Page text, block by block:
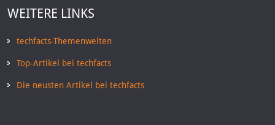
WEITERE LINKS
techfacts-Themenwelten
Top-Artikel bei techfacts
Die neusten Artikel bei techfacts